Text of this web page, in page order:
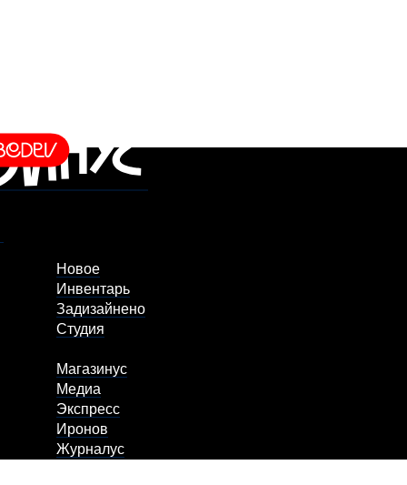
Новое
Инвентарь
Задизайнено
Студия
Магазинус
Медиа
Экспресс
Иронов
Журналус